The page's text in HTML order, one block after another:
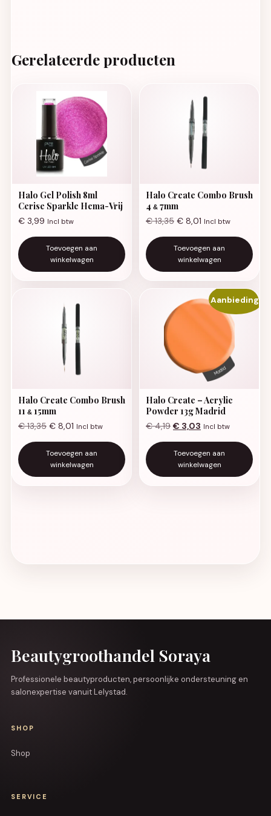
Gerelateerde producten
Halo Gel Polish 8ml
Cerise Sparkle Hema-Vrij
€ 3,99 Incl btw
Toevoegen aan
winkelwagen
Halo Create Combo Brush
4 & 7mm
€13,35 € 8,01 Incl btw
Toevoegen aan
winkelwagen
Halo Create Combo Brush
11 & 15mm
€13,35 € 8,01 Incl btw
Toevoegen aan
winkelwagen
Aanbieding!
Halo Create – Acrylic
Powder 13g Madrid
€4,19 Oorspronkelijke prijs
€ 3,03 Huidige prijs is: €
Incl btw
Toevoegen aan
winkelwagen
Beautygroothandel Soraya
Professionele beautyproducten, persoonlijke ondersteuning en
salonexpertise vanuit Lelystad.
SHOP
Shop
SERVICE